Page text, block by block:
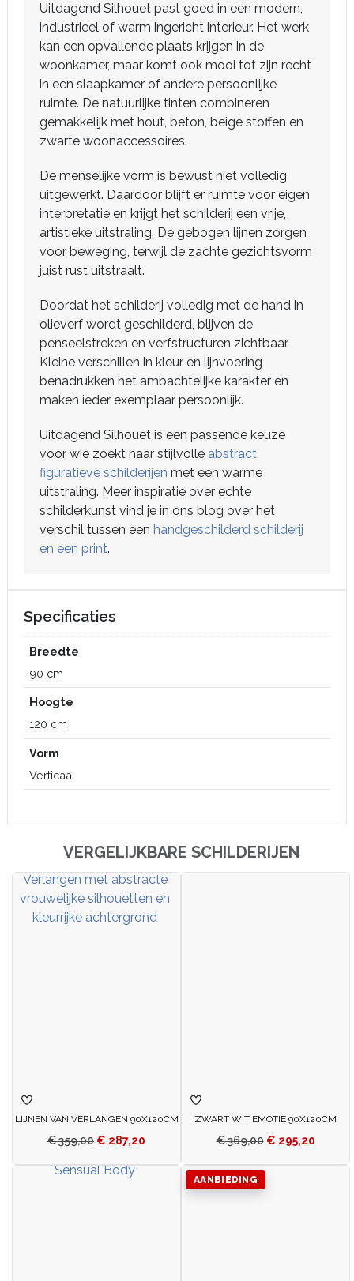
Uitdagend Silhouet past goed in een modern,
industrieel of warm ingericht interieur. Het werk
kan een opvallende plaats krijgen in de
woonkamer, maar komt ook mooi tot zijn recht
in een slaapkamer of andere persoonlijke
ruimte. De natuurlijke tinten combineren
gemakkelijk met hout, beton, beige stoffen en
zwarte woonaccessoires.
De menselijke vorm is bewust niet volledig
uitgewerkt. Daardoor blijft er ruimte voor eigen
interpretatie en krijgt het schilderij een vrije,
artistieke uitstraling. De gebogen lijnen zorgen
voor beweging, terwijl de zachte gezichtsvorm
juist rust uitstraalt.
Doordat het schilderij volledig met de hand in
olieverf wordt geschilderd, blijven de
penseelstreken en verfstructuren zichtbaar.
Kleine verschillen in kleur en lijnvoering
benadrukken het ambachtelijke karakter en
maken ieder exemplaar persoonlijk.
Uitdagend Silhouet is een passende keuze
voor wie zoekt naar stijlvolle abstract
figuratieve schilderijen met een warme
uitstraling. Meer inspiratie over echte
schilderkunst vind je in ons blog over het
verschil tussen een handgeschilderd schilderij
en een print.
Specificaties
Breedte
90 cm
Hoogte
120 cm
Vorm
Verticaal
VERGELIJKBARE SCHILDERIJEN
LIJNEN VAN VERLANGEN 90X120CM
€359,00 € 287,20
ZWART WIT EMOTIE 90X120CM
€369,00 € 295,20
AANBIEDING